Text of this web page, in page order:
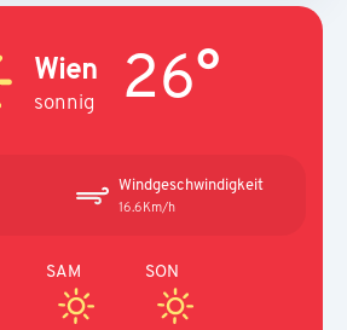
Wien
sonnig 26°
Windgeschwindigkeit
16.6Km/h
SAM SON